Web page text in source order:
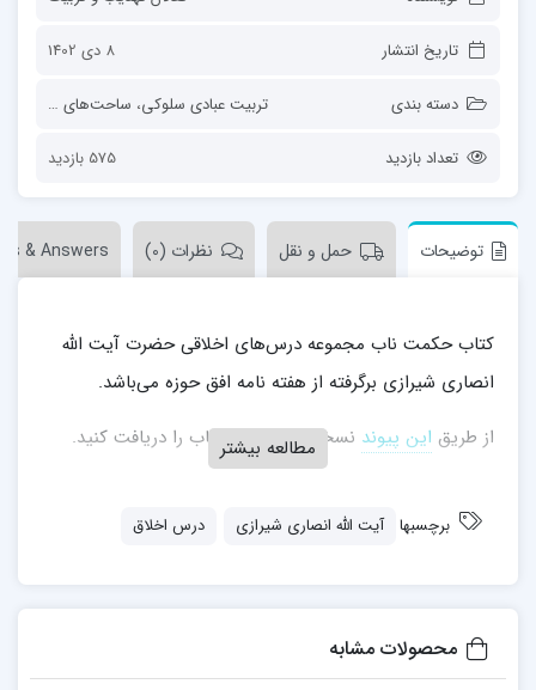
تاریخ انتشار 8 دی 1402
دسته بندی تربیت عبادی سلوکی، ساحت‌های تربیت
تعداد بازدید 575 بازدید
توضیحات حمل و نقل نظرات (0) & Answers
کتاب حکمت ناب مجموعه درس‌های اخلاقی حضرت آیت‌ الله
انصاری شیرازی برگرفته از هفته نامه افق حوزه می‌باشد.
از طریق این پیوند نسخه الکترونیکی کتاب را دریافت کنید.
مطالعه بیشتر
برچسبها آیت الله انصاری شیرازی درس اخلاق
محصولات مشابه